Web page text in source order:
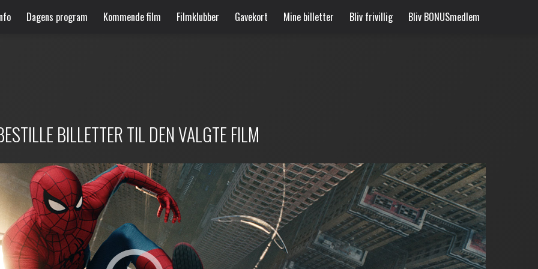
Dagens program Kommende film Filmklubber Gavekort Mine billetter Bliv frivillig Bliv BONUSmedlem